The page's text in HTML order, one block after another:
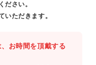
ださい。
いただきます。
お時間を頂戴する